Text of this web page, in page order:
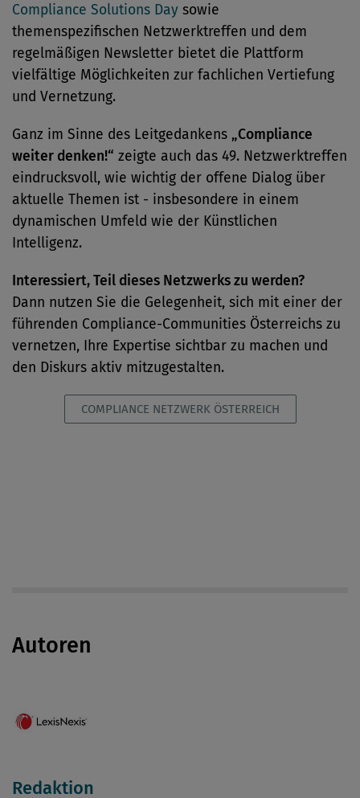
Compliance Solutions Day sowie
themenspezifischen Netzwerktreffen und dem
regelmäßigen Newsletter bietet die Plattform
vielfältige Möglichkeiten zur fachlichen Vertiefung
und Vernetzung.
Ganz im Sinne des Leitgedankens „Compliance
weiter denken!“ zeigte auch das 49. Netzwerktreffen
eindrucksvoll, wie wichtig der offene Dialog über
aktuelle Themen ist - insbesondere in einem
dynamischen Umfeld wie der Künstlichen
Intelligenz.
Interessiert, Teil dieses Netzwerks zu werden?
Dann nutzen Sie die Gelegenheit, sich mit einer der
führenden Compliance-Communities Österreichs zu
vernetzen, Ihre Expertise sichtbar zu machen und
den Diskurs aktiv mitzugestalten.
COMPLIANCE NETZWERK ÖSTERREICH
Autoren
Redaktion